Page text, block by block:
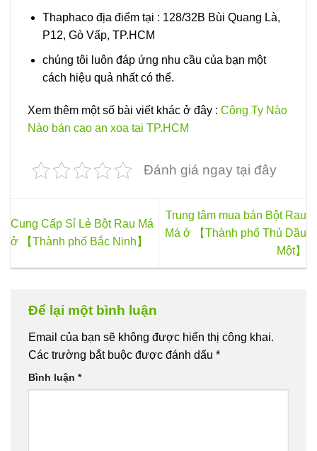
Thaphaco địa điểm tại : 128/32B Bùi Quang Là,
P12, Gò Vấp, TP.HCM
chúng tôi luôn đáp ứng nhu cầu của bạn một
cách hiệu quả nhất có thể.
Xem thêm một số bài viết khác ở đây : Công Ty Nào
Nào bán cao an xoa tại TP.HCM
Đánh giá ngay tại đây
Cung Cấp Sỉ Lẻ Bột Rau Má
ở 【Thành phố Bắc Ninh】
Trung tâm mua bán Bột Rau
Má ở 【Thành phố Thủ Dầu
Một】
Để lại một bình luận
Email của bạn sẽ không được hiển thị công khai.
Các trường bắt buộc được đánh dấu *
Bình luận *